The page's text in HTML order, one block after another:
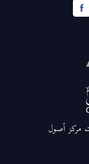
مركز أصول